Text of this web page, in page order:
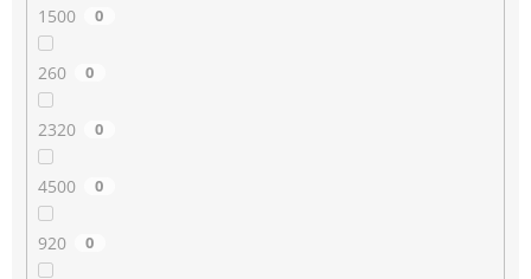
1500 0
260 0
2320 0
4500 0
920 0